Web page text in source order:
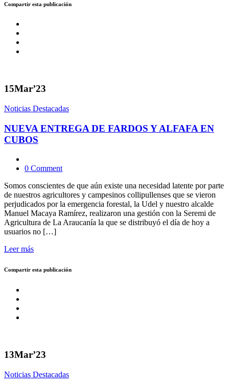
Compartir esta publicación
15Mar’23
Noticias Destacadas
NUEVA ENTREGA DE FARDOS Y ALFAFA EN
CUBOS
0 Comment
Somos conscientes de que aún existe una necesidad latente por parte
de nuestros agricultores y campesinos collipullenses que se vieron
perjudicados por la emergencia forestal, la Udel y nuestro alcalde
Manuel Macaya Ramírez, realizaron una gestión con la Seremi de
Agricultura de La Araucanía la que se distribuyó el día de hoy a
usuarios no […]
Leer más
Compartir esta publicación
13Mar’23
Noticias Destacadas